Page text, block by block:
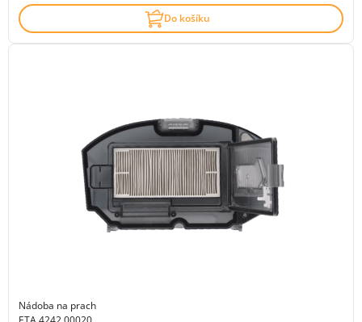
Do košíku
Nádoba na prach